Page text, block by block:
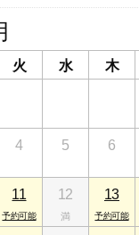
火 水 木
4 5 6
11 12 13